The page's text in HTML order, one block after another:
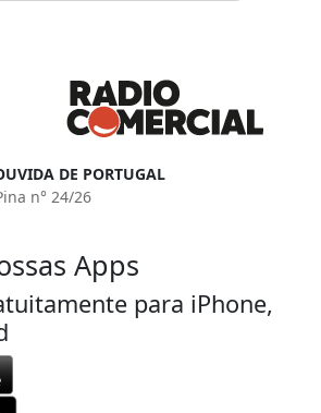
DE PORTUGAL
n° 24/26
Apps
para iPhone,